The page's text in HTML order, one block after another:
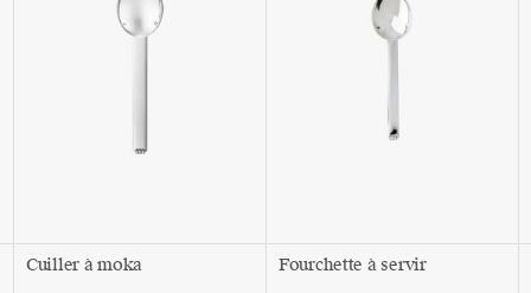
Cuiller à moka Fourchette à servir